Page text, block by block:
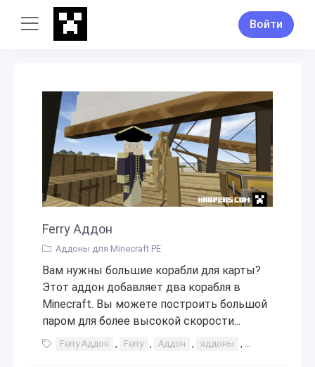
Войти
Ferry Аддон
Аддоны для Minecraft PE
Вам нужны большие корабли для карты?
Этот аддон добавляет два корабля в
Minecraft. Вы можете построить большой
паром для более высокой скорости...
Ferry Аддон , Ferry , Аддон , аддоны , мод